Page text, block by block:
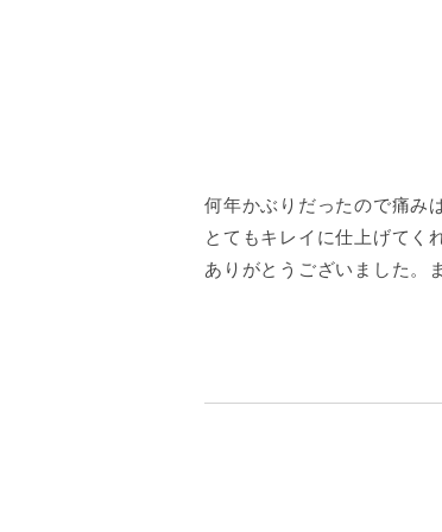
何年かぶりだったので痛み
とてもキレイに仕上げてく
ありがとうございました。